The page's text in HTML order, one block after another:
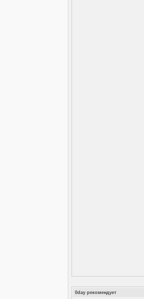
0day рекомендует